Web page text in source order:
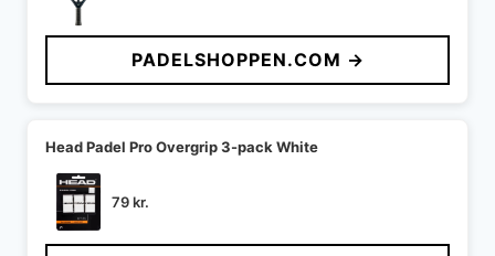
pris
var:
1.799 kr..
pris
er:
1.599 kr..
PADELSHOPPEN.COM →
Head Padel Pro Overgrip 3-pack White
79kr.